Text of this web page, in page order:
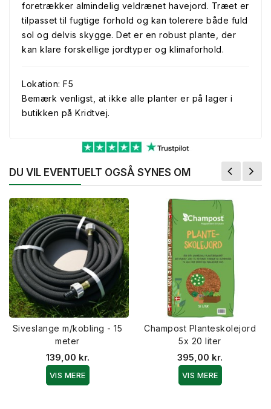
foretrækker almindelig veldrænet havejord. Træet er
tilpasset til fugtige forhold og kan tolerere både fuld
sol og delvis skygge. Det er en robust plante, der
kan klare forskellige jordtyper og klimaforhold.
Lokation: F5
Bemærk venligst, at ikke alle planter er på lager i
butikken på Kridtvej.
DU VIL EVENTUELT OGSÅ SYNES OM
Siveslange m/kobling - 15
meter
139,00 kr.
VIS MERE
Champost Planteskolejord
5x 20 liter
395,00 kr.
VIS MERE